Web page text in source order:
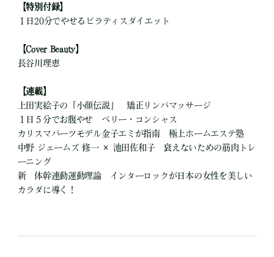
【特別付録】
１日20分でやせるピラティスダイエット
【Cover Beauty】
長谷川理恵
【連載】
上田実絵子の「小顔伝説」 矯正リンパマッサージ
１日５分でお腹やせ ベリー・コンシャス
カリスマパーツモデル金子エミが指南 極上ホームエステ塾
中野 ジェームズ 修一 × 池田佐和子 衰えないための筋肉トレ
ーニング
新 体幹連動運動理論 インターロックが日本の女性を美しい
カラダに導く！